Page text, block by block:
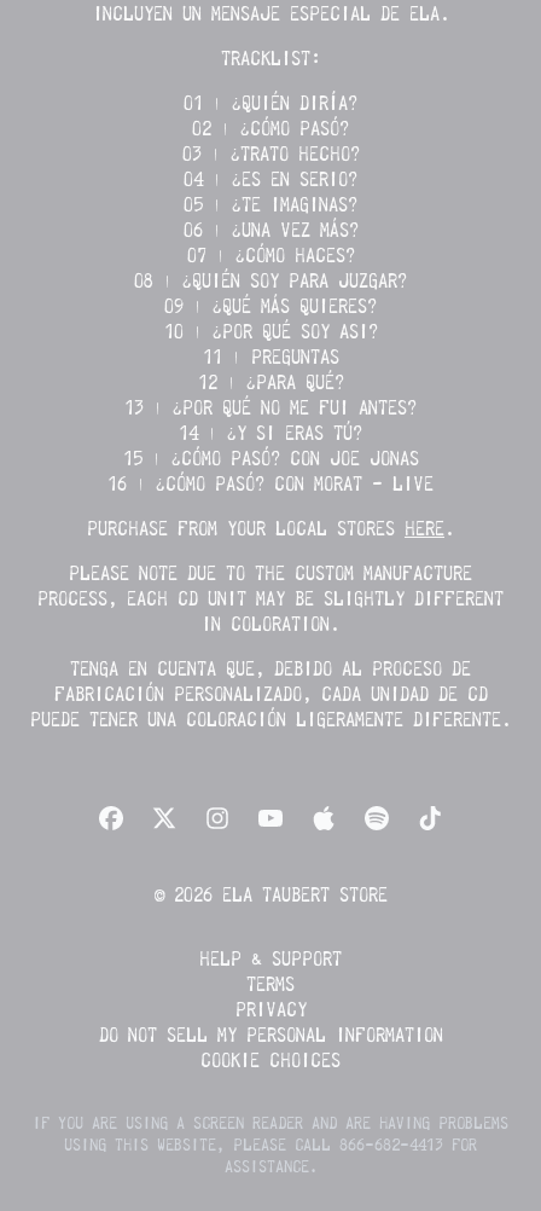
INCLUYEN UN MENSAJE ESPECIAL DE ELA.
TRACKLIST:
01 | ¿QUIÉN DIRÍA?
02 | ¿CÓMO PASÓ?
03 | ¿TRATO HECHO?
04 | ¿ES EN SERIO?
05 | ¿TE IMAGINAS?
06 | ¿UNA VEZ MÁS?
07 | ¿CÓMO HACES?
08 | ¿QUIÉN SOY PARA JUZGAR?
09 | ¿QUÉ MÁS QUIERES?
10 | ¿POR QUÉ SOY ASI?
11 | PREGUNTAS
12 | ¿PARA QUÉ?
13 | ¿POR QUÉ NO ME FUI ANTES?
14 | ¿Y SI ERAS TÚ?
15 | ¿CÓMO PASÓ? CON JOE JONAS
16 | ¿CÓMO PASÓ? CON MORAT - LIVE
PURCHASE FROM YOUR LOCAL STORES HERE .
PLEASE NOTE DUE TO THE CUSTOM MANUFACTURE
PROCESS, EACH CD UNIT MAY BE SLIGHTLY DIFFERENT
IN COLORATION.
TENGA EN CUENTA QUE, DEBIDO AL PROCESO DE
FABRICACIÓN PERSONALIZADO, CADA UNIDAD DE CD
PUEDE TENER UNA COLORACIÓN LIGERAMENTE DIFERENTE.
© 2026 ELA TAUBERT STORE
HELP & SUPPORT
TERMS
PRIVACY
DO NOT SELL MY PERSONAL INFORMATION
COOKIE CHOICES
IF YOU ARE USING A SCREEN READER AND ARE HAVING PROBLEMS
USING THIS WEBSITE, PLEASE CALL 866-682-4413 FOR
ASSISTANCE.